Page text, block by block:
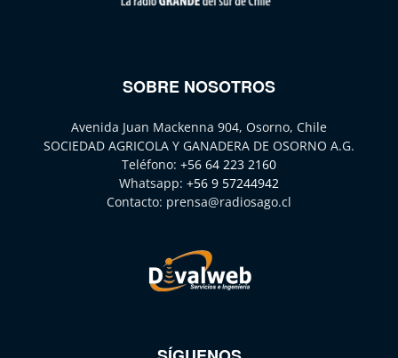
SOBRE NOSOTROS
Avenida Juan Mackenna 904, Osorno, Chile
SOCIEDAD AGRICOLA Y GANADERA DE OSORNO A.G.
Teléfono: +56 64 223 2160
Whatsapp: +56 9 57244942
Contacto: prensa@radiosago.cl